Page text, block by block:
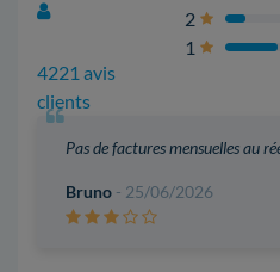
4221 avis
clients
2
1
Pas de factures mensuelles au
Bruno - 25/06/2026